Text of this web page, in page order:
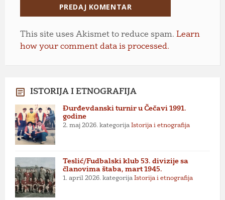
This site uses Akismet to reduce spam. Learn
how your comment data is processed.
ISTORIJA I ETNOGRAFIJA
Đurđevdanski turnir u Čečavi 1991.
godine
2. maj 2026. kategorija Istorija i etnografija
Teslić/Fudbalski klub 53. divizije sa
članovima štaba, mart 1945.
1. april 2026. kategorija Istorija i etnografija